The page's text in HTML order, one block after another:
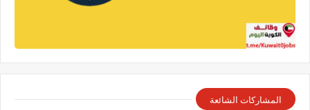
المشاركات الشائعة